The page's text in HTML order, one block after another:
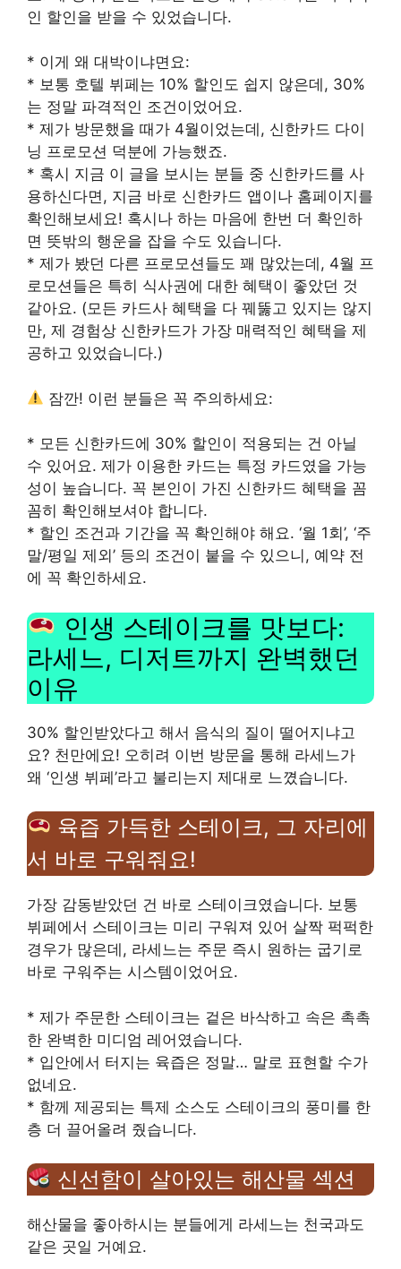
인 할인을 받을 수 있었습니다.
* 이게 왜 대박이냐면요:
* 보통 호텔 뷔페는 10% 할인도 쉽지 않은데, 30%
는 정말 파격적인 조건이었어요.
* 제가 방문했을 때가 4월이었는데, 신한카드 다이
닝 프로모션 덕분에 가능했죠.
* 혹시 지금 이 글을 보시는 분들 중 신한카드를 사
용하신다면, 지금 바로 신한카드 앱이나 홈페이지를
확인해보세요! 혹시나 하는 마음에 한번 더 확인하
면 뜻밖의 행운을 잡을 수도 있습니다.
* 제가 봤던 다른 프로모션들도 꽤 많았는데, 4월 프
로모션들은 특히 식사권에 대한 혜택이 좋았던 것
같아요. (모든 카드사 혜택을 다 꿰뚫고 있지는 않지
만, 제 경험상 신한카드가 가장 매력적인 혜택을 제
공하고 있었습니다.)
잠깐! 이런 분들은 꼭 주의하세요:
* 모든 신한카드에 30% 할인이 적용되는 건 아닐
수 있어요. 제가 이용한 카드는 특정 카드였을 가능
성이 높습니다. 꼭 본인이 가진 신한카드 혜택을 꼼
꼼히 확인해보셔야 합니다.
* 할인 조건과 기간을 꼭 확인해야 해요. ‘월 1회’, ‘주
말/평일 제외’ 등의 조건이 붙을 수 있으니, 예약 전
에 꼭 확인하세요.
인생 스테이크를 맛보다:
라세느, 디저트까지 완벽했던
이유
30% 할인받았다고 해서 음식의 질이 떨어지냐고
요? 천만에요! 오히려 이번 방문을 통해 라세느가
왜 ‘인생 뷔페’라고 불리는지 제대로 느꼈습니다.
육즙 가득한 스테이크, 그 자리에
서 바로 구워줘요!
가장 감동받았던 건 바로 스테이크였습니다. 보통
뷔페에서 스테이크는 미리 구워져 있어 살짝 퍽퍽한
경우가 많은데, 라세느는 주문 즉시 원하는 굽기로
바로 구워주는 시스템이었어요.
* 제가 주문한 스테이크는 겉은 바삭하고 속은 촉촉
한 완벽한 미디엄 레어였습니다.
* 입안에서 터지는 육즙은 정말… 말로 표현할 수가
없네요.
* 함께 제공되는 특제 소스도 스테이크의 풍미를 한
층 더 끌어올려 줬습니다.
신선함이 살아있는 해산물 섹션
해산물을 좋아하시는 분들에게 라세느는 천국과도
같은 곳일 거예요.